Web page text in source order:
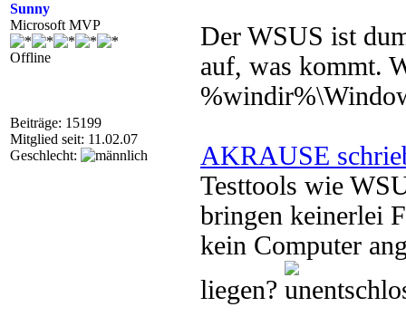
Sunny
Microsoft MVP
Offline
Beiträge: 15199
Mitglied seit: 11.02.07
Geschlecht:
Der WSUS ist
auf, was kommt.
AKRAUSE
Testtools wie
bringen keinerlei
kein Computer
liegen?